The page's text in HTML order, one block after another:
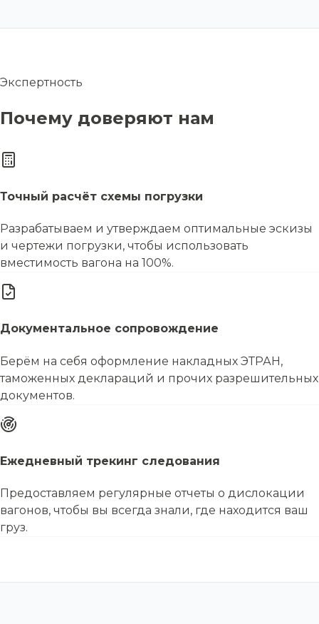
Экспертность
Почему доверяют нам
Точный расчёт схемы погрузки
Разрабатываем и утверждаем оптимальные эскизы
и чертежи погрузки, чтобы использовать
вместимость вагона на 100%.
Документальное сопровождение
Берём на себя оформление накладных ЭТРАН,
таможенных деклараций и прочих разрешительных
документов.
Ежедневный трекинг следования
Предоставляем регулярные отчеты о дислокации
вагонов, чтобы вы всегда знали, где находится ваш
груз.